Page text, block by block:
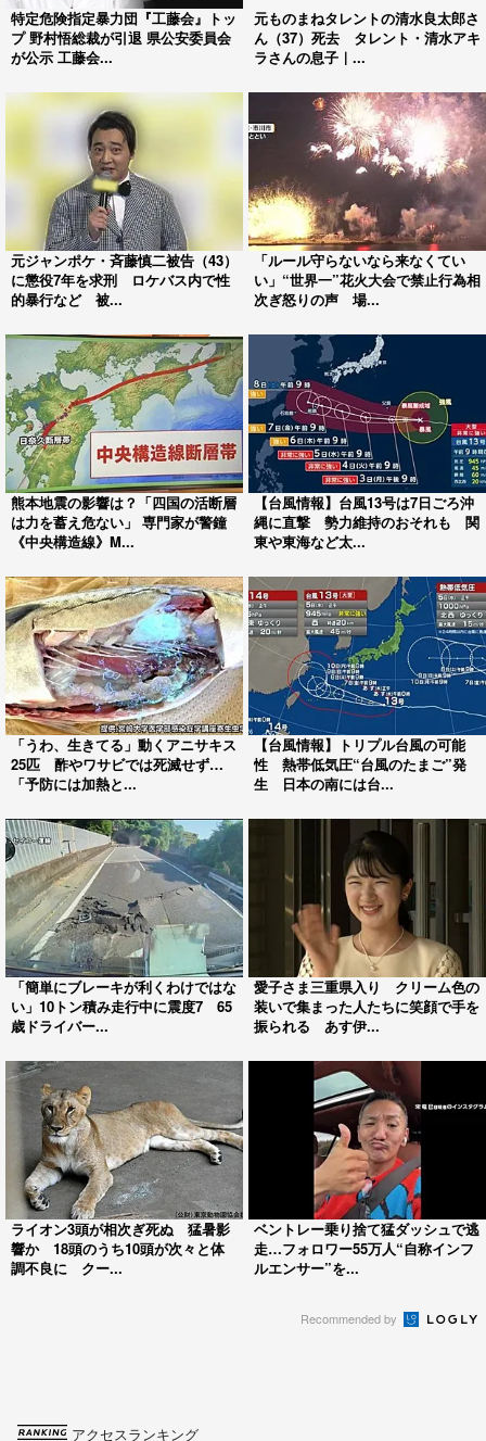
特定危険指定暴力団『工藤会』トッ
プ 野村悟総裁が引退 県公安委員会
が公示 工藤会...
元ものまねタレントの清水良太郎さ
ん（37）死去 タレント・清水アキ
ラさんの息子｜...
元ジャンポケ・斉藤慎二被告（43）
に懲役7年を求刑 ロケバス内で性
的暴行など 被...
「ルール守らないなら来なくてい
い」“世界一”花火大会で禁止行為相
次ぎ怒りの声 場...
熊本地震の影響は？「四国の活断層
は力を蓄え危ない」 専門家が警鐘
《中央構造線》M...
【台風情報】台風13号は7日ごろ沖
縄に直撃 勢力維持のおそれも 関
東や東海など太...
「うわ、生きてる」動くアニサキス
25匹 酢やワサビでは死滅せず…
「予防には加熱と...
【台風情報】トリプル台風の可能
性 熱帯低気圧“台風のたまご”発
生 日本の南には台...
「簡単にブレーキが利くわけではな
い」10トン積み走行中に震度7 65
歳ドライバー...
愛子さま三重県入り クリーム色の
装いで集まった人たちに笑顔で手を
振られる あす伊...
ライオン3頭が相次ぎ死ぬ 猛暑影
響か 18頭のうち10頭が次々と体
調不良に クー...
ベントレー乗り捨て猛ダッシュで逃
走…フォロワー55万人“自称インフ
ルエンサー”を...
Recommended by
アクセスランキング